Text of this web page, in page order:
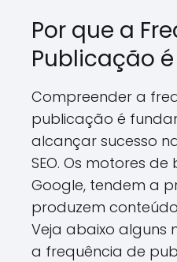
Por que a
Publicação
Compreender a
publicação é
alcançar sucesso
SEO. Os motores
Google, tendem a
produzem
Veja abaixo alguns
a frequência de